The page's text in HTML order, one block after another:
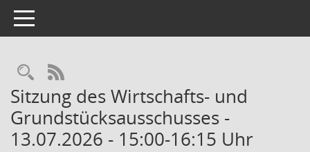
Toggle navigation
Rechercheauswahl
RSS-Feed
Sitzung des Wirtschafts- und
Grundstücksausschusses -
13.07.2026 - 15:00-16:15 Uhr